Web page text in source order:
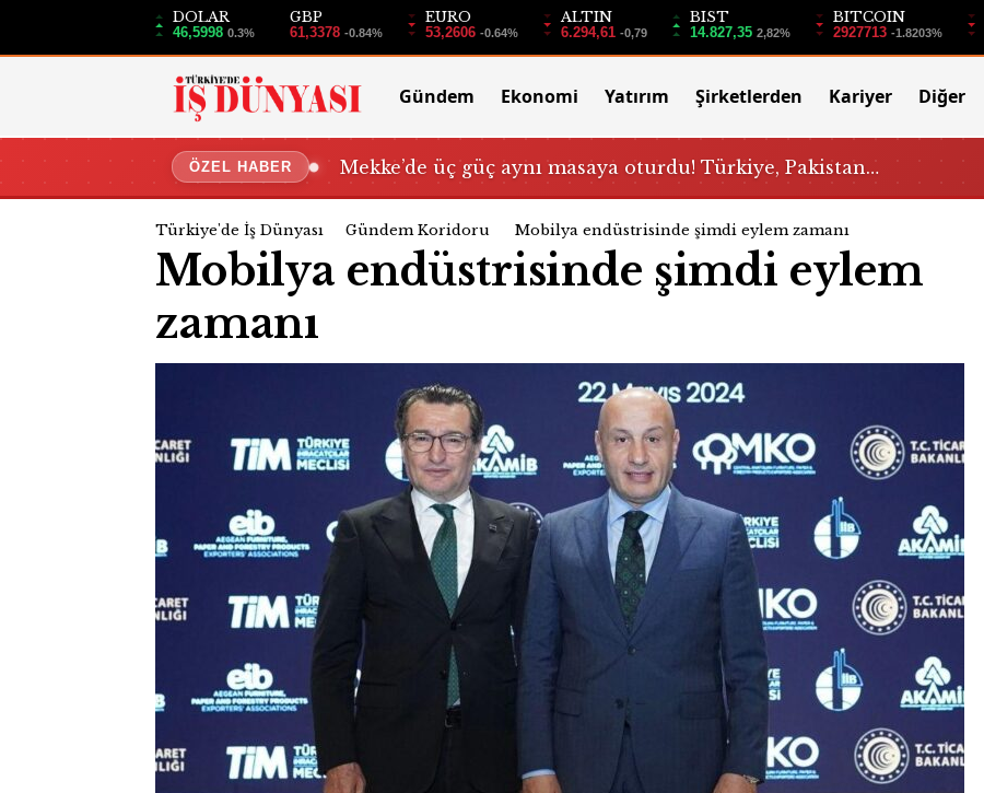
DOLAR
46,5998 0.3%
GBP
61,3378 -0.84%
EURO
53,2606 -0.64%
ALTIN
6.294,61 -0,79
BIST
14.827,35 2,82%
BITCOIN
2927713 -1.8203%
Gündem Ekonomi Yatırım Şirketlerden Kariyer Diğer
ÖZEL HABER Mekke’de üç güç aynı masaya oturdu! Türkiye, Pakistan…
Türkiye'de İş Dünyası Gündem Koridoru Mobilya endüstrisinde şimdi eylem zamanı
Mobilya endüstrisinde şimdi eylem
zamanı